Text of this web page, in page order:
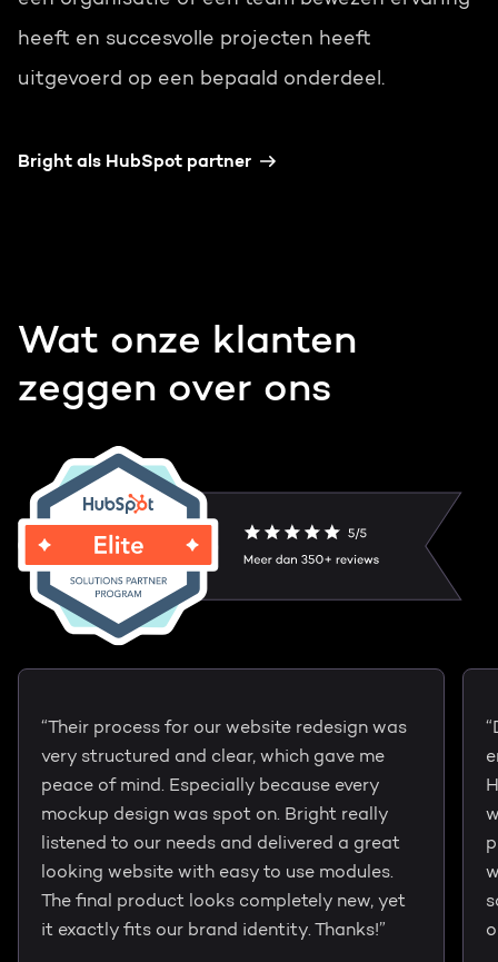
heeft en succesvolle projecten heeft
uitgevoerd op een bepaald onderdeel.
Bright als HubSpot partner
“Their process for our website redesign was
very structured and clear, which gave me
peace of mind. Especially because every
mockup design was spot on. Bright really
listened to our needs and delivered a great
looking website with easy to use modules.
The final product looks completely new, yet
it exactly fits our brand identity. Thanks!”
Wat onze klanten
zeggen over ons